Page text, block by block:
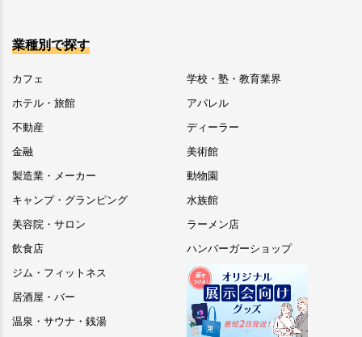
業種別で探す
カフェ
ホテル・旅館
不動産
金融
製造業・メーカー
キャンプ・グランピング
美容院・サロン
飲食店
ジム・フィットネス
居酒屋・バー
温泉・サウナ・銭湯
学校・塾・教育業界
アパレル
ディーラー
美術館
動物園
水族館
ラーメン店
ハンバーガーショップ